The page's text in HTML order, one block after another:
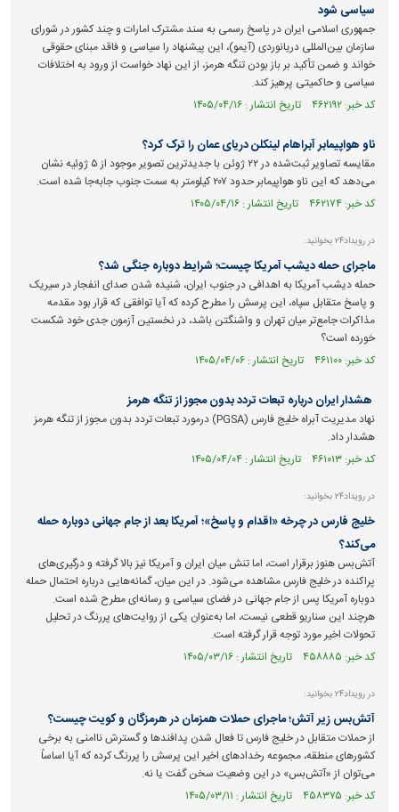
سیاسی شود
جمهوری اسلامی ایران در پاسخ رسمی به سند مشترک امارات و چند کشور در شورای
سازمان بین‌المللی دریانوردی (آیمو)، این پیشنهاد را سیاسی و فاقد مبنای حقوقی
خواند و ضمن تأکید بر باز بودن تنگه هرمز، از این نهاد خواست از ورود به اختلافات
سیاسی و حاکمیتی پرهیز کند.
کد خبر: ۴۶۲۱۹۲ تاریخ انتشار : ۱۴۰۵/۰۴/۱۶
ناو هواپیمابر آبراهام لینکلن دریای عمان را ترک کرد؟
مقایسه تصاویر ثبت‌شده در ۲۲ ژوئن با جدیدترین تصویر موجود از ۵ ژوئیه نشان
می‌دهد که این ناو هواپیمابر حدود ۲۰۷ کیلومتر به سمت جنوب جابه‌جا شده است.
کد خبر: ۴۶۲۱۷۴ تاریخ انتشار : ۱۴۰۵/۰۴/۱۶
در رویداد۲۴ بخوانید:
ماجرای حمله دیشب آمریکا چیست؛ شرایط دوباره جنگی شد؟
حمله دیشب آمریکا به اهدافی در جنوب ایران، شنیده شدن صدای انفجار در سیریک
و پاسخ متقابل سپاه، این پرسش را مطرح کرده که آیا توافقی که قرار بود مقدمه
مذاکرات جامع‌تر میان تهران و واشنگتن باشد، در نخستین آزمون جدی خود شکست
خورده است؟
کد خبر: ۴۶۱۱۰۰ تاریخ انتشار : ۱۴۰۵/۰۴/۰۶
هشدار ایران درباره تبعات تردد بدون مجوز از تنگه هرمز
نهاد مدیریت آبراه خلیج فارس (PGSA) در‌مورد تبعات تردد بدون مجوز از تنگه هرمز
هشدار داد.
کد خبر: ۴۶۱۰۱۳ تاریخ انتشار : ۱۴۰۵/۰۴/۰۴
در رویداد۲۴ بخوانید:
خلیج فارس در چرخه «اقدام و پاسخ»؛ آمریکا بعد از جام جهانی دوباره حمله
می‌کند؟
آتش‌بس هنوز برقرار است، اما تنش میان ایران و آمریکا نیز بالا گرفته و درگیری‌های
پراکنده در خلیج فارس مشاهده می‌شود. در این میان، گمانه‌هایی درباره احتمال حمله
دوباره آمریکا پس از جام جهانی در فضای سیاسی و رسانه‌ای مطرح شده است.
هرچند این سناریو قطعی نیست، اما به‌عنوان یکی از روایت‌های پررنگ در تحلیل
تحولات اخیر مورد توجه قرار گرفته است.
کد خبر: ۴۵۸۸۸۵ تاریخ انتشار : ۱۴۰۵/۰۳/۱۶
در رویداد۲۴ بخوانید:
آتش‌بس زیر آتش؛ ماجرای حملات همزمان در هرمزگان و کویت چیست؟
از حملات متقابل در خلیج فارس تا فعال شدن پدافند‌ها و گسترش ناامنی به برخی
کشور‌های منطقه، مجموعه رخداد‌های اخیر این پرسش را پررنگ کرده که آیا اساساً
می‌توان از «آتش‌بس» در این وضعیت سخن گفت یا نه.
کد خبر: ۴۵۸۳۷۵ تاریخ انتشار : ۱۴۰۵/۰۳/۱۱